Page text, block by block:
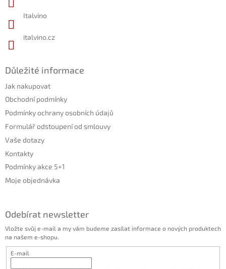
Italvino
italvino.cz
Důležité informace
Jak nakupovat
Obchodní podmínky
Podmínky ochrany osobních údajů
Formulář odstoupení od smlouvy
Vaše dotazy
Kontakty
Podmínky akce 5+1
Moje objednávka
Odebírat newsletter
Vložte svůj e-mail a my vám budeme zasílat informace o nových produktech
na našem e-shopu.
E-mail